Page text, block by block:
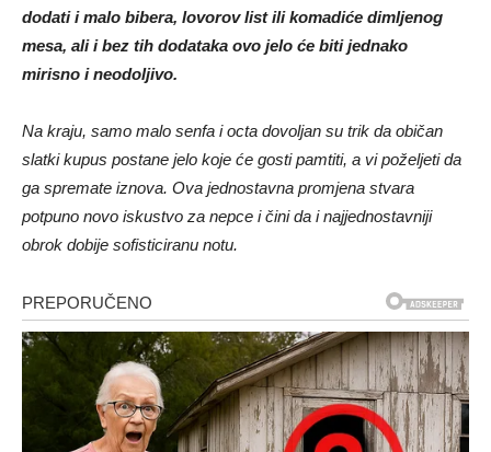
dodati i malo bibera, lovorov list ili komadiće dimljenog
mesa, ali i bez tih dodataka ovo jelo će biti jednako
mirisno i neodoljivo.
Na kraju, samo malo senfa i octa dovoljan su trik da običan
slatki kupus postane jelo koje će gosti pamtiti, a vi poželjeti da
ga spremate iznova. Ova jednostavna promjena stvara
potpuno novo iskustvo za nepce i čini da i najjednostavniji
obrok dobije sofisticiranu notu.